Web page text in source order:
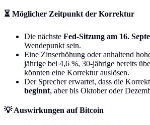
⏳ Möglicher Zeitpunkt der Korrektur
Die nächste Fed-Sitzung am 16.
Wendepunkt sein.
Eine Zinserhöhung oder anhaltend
jährige bei 4,6 %, 30-jährige bereits
könnten eine Korrektur auslösen.
Der Sprecher erwartet, dass die
beginnt, aber bis Oktober oder
💡 Auswirkungen auf Bitcoin